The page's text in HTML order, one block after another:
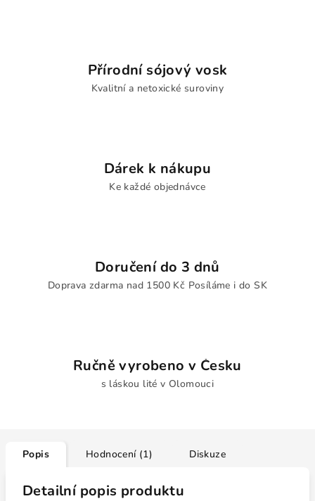
Přírodní sójový vosk
Kvalitní a netoxické suroviny
Dárek k nákupu
Ke každé objednávce
Doručení do 3 dnů
Doprava zdarma nad 1500 Kč Posíláme i do SK
Ručně vyrobeno v Česku
s láskou lité v Olomouci
Popis Hodnocení (1) Diskuze
Detailní popis produktu